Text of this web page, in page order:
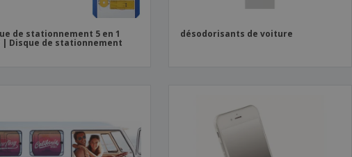
de stationnement 5 en 1
| Disque de stationnement
désodorisants de voiture